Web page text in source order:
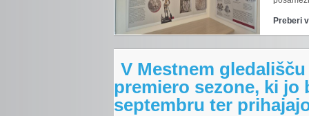
Preberi
V Mestnem
premiero sezone, ki jo
septembru ter